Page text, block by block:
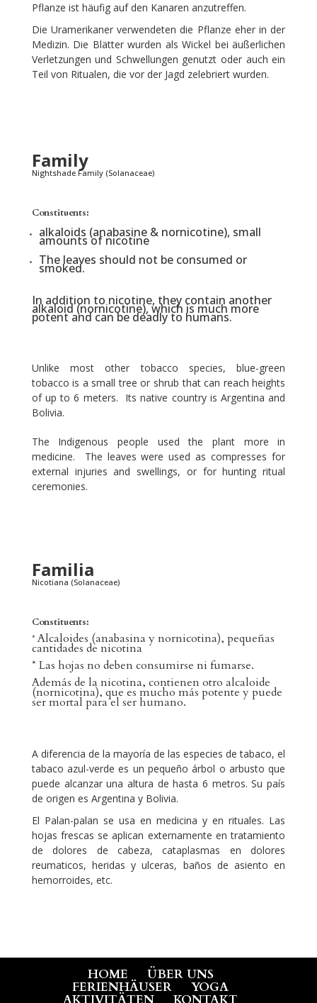
Pflanze ist häufig auf den Kanaren anzutreffen.
Die Uramerikaner verwendeten die Pflanze eher in der
Medizin. Die Blätter wurden als Wickel bei äußerlichen
Verletzungen und Schwellungen genutzt oder auch ein
Teil von Ritualen, die vor der Jagd zelebriert wurden.
Family
Nightshade Family (Solanaceae)
Constituents:
alkaloids (anabasine & nornicotine), small
amounts of nicotine
The leaves should not be consumed or
smoked.
In addition to nicotine, they contain another
alkaloid (nornicotine), which is much more
potent and can be deadly to humans.
Unlike most other tobacco species, blue-green
tobacco is a small tree or shrub that can reach heights
of up to 6 meters. Its native country is Argentina and
Bolivia.
The Indigenous people used the plant more in
medicine. The leaves were used as compresses for
external injuries and swellings, or for hunting ritual
ceremonies.
Familia
Nicotiana (Solanaceae)
Constituents:
*Alcaloides (anabasina y nornicotina), pequeñas
cantidades de nicotina
* Las hojas no deben consumirse ni fumarse.
Además de la nicotina, contienen otro alcaloide
(nornicotina), que es mucho más potente y puede
ser mortal para el ser humano.
A diferencia de la mayoría de las especies de tabaco, el
tabaco azul-verde es un pequeño árbol o arbusto que
puede alcanzar una altura de hasta 6 metros. Su país
de origen es Argentina y Bolivia.
El Palan-palan se usa en medicina y en rituales. Las
hojas frescas se aplican externamente en tratamiento
de dolores de cabeza, cataplasmas en dolores
reumaticos, heridas y ulceras, baños de asiento en
hemorroides, etc.
HOME ÜBER UNS
FERIENHÄUSER YOGA